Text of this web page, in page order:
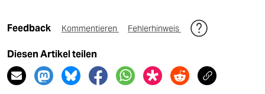
Feedback Kommentieren Fehlerhinweis
Diesen Artikel teilen